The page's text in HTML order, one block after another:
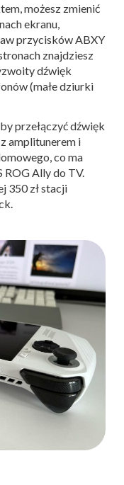
możesz zmienić
ekranu,
przycisków ABXY
znajdziesz
dźwięk
(małe dziurki
przełączyć dźwięk
amplitunerem i
co ma
ROG Ally do TV.
350 zł stacji